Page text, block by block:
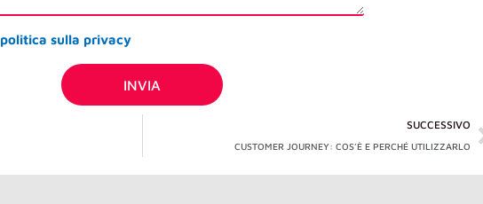
politica sulla privacy
INVIA
SUCCESSIVO
CUSTOMER JOURNEY: COS’È E PERCHÉ UTILIZZARLO